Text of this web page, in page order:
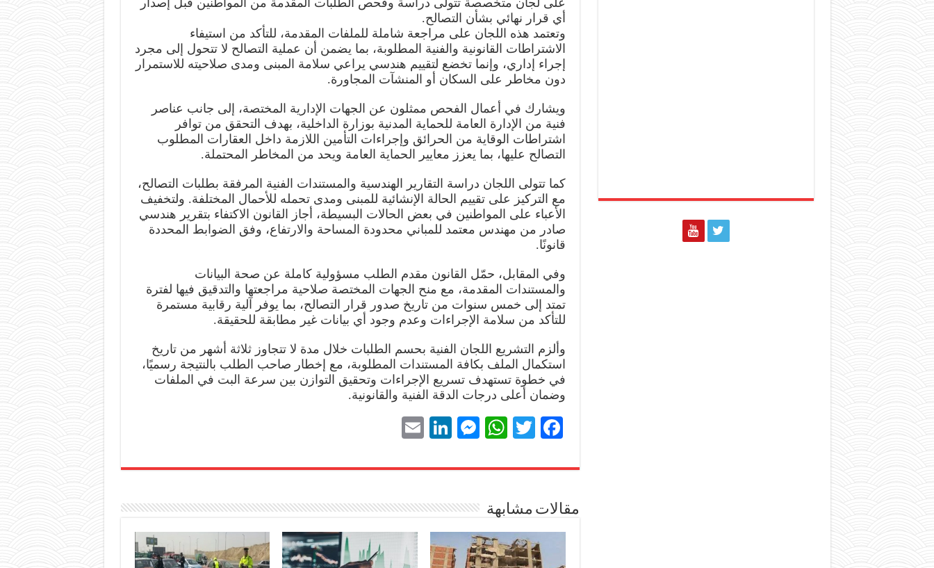
على لجان متخصصة تتولى دراسة وفحص الطلبات المقدمة من المواطنين قبل إصدار
أي قرار نهائي بشأن التصالح.
دون مخاطر على السكان أو المنشآت المجاورة.
التصالح عليها، بما يعزز معايير الحماية العامة ويحد من المخاطر المحتملة.
قانونًا.
للتأكد من سلامة الإجراءات وعدم وجود أي بيانات غير مطابقة للحقيقة.
وضمان أعلى درجات الدقة الفنية والقانونية.
مقالات مشابهة